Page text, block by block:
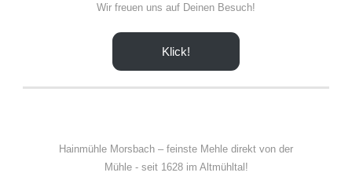
Wir freuen uns auf Deinen Besuch!
Klick!
Hainmühle Morsbach – feinste Mehle direkt von der
Mühle - seit 1628 im Altmühltal!